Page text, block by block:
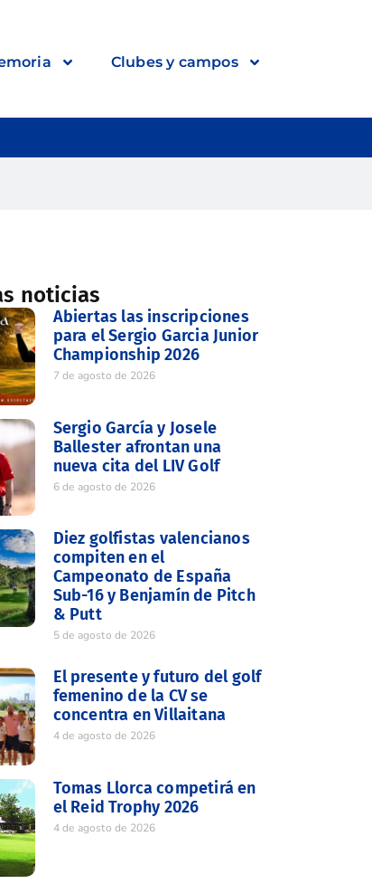
Clubes y campos
noticias
Abiertas las inscripciones
para el Sergio Garcia Junior
Championship 2026
7 de agosto de 2026
Sergio García y Josele
Ballester afrontan una
nueva cita del LIV Golf
6 de agosto de 2026
Diez golfistas valencianos
compiten en el
Campeonato de España
Sub-16 y Benjamín de Pitch
& Putt
5 de agosto de 2026
El presente y futuro del golf
femenino de la CV se
concentra en Villaitana
4 de agosto de 2026
Tomas Llorca competirá en
el Reid Trophy 2026
4 de agosto de 2026